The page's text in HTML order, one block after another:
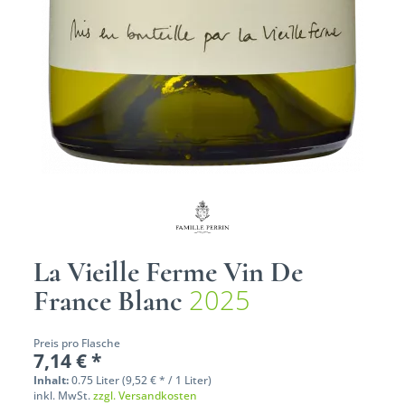
La Vieille Ferme Vin De
France Blanc 2025
Preis pro Flasche
7,14 € *
Inhalt:0.75 Liter (9,52 € * / 1 Liter)
inkl. MwSt.zzgl. Versandkosten